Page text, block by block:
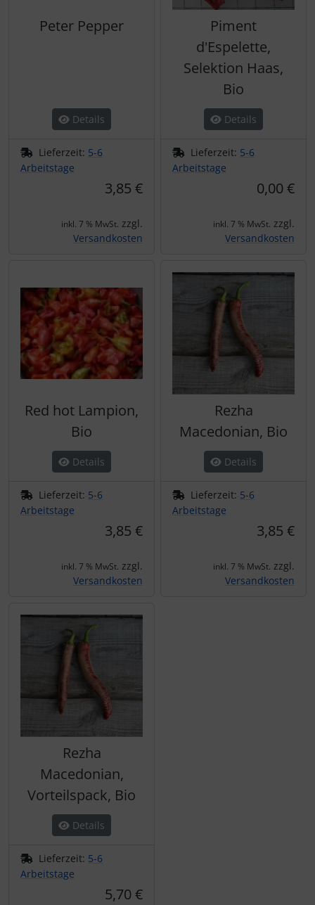
Peter Pepper
Details
Lieferzeit: 5-6
Arbeitstage
3,85 €
inkl. 7 % MwSt. zzgl.
Versandkosten
Piment
d'Espelette,
Selektion Haas,
Bio
Details
Lieferzeit: 5-6
Arbeitstage
0,00 €
inkl. 7 % MwSt. zzgl.
Versandkosten
Red hot Lampion,
Bio
Details
Lieferzeit: 5-6
Arbeitstage
3,85 €
inkl. 7 % MwSt. zzgl.
Versandkosten
Rezha
Macedonian, Bio
Details
Lieferzeit: 5-6
Arbeitstage
3,85 €
inkl. 7 % MwSt. zzgl.
Versandkosten
Rezha
Macedonian,
Vorteilspack, Bio
Details
Lieferzeit: 5-6
Arbeitstage
5,70 €